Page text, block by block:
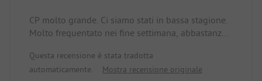
CP molto grande. Ci siamo stati in bassa stagione.
Molto frequentato nei fine settimana, abbastanza
curato, WLAN top in piazzola, ACSI riconosciuta. Il
campeggio è in pendenza, quindi non tutte le
Questa recensione è stata tradotta
automaticamente.
Mostra recensione originale